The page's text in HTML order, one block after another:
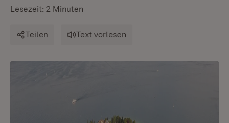
Lesezeit: 2 Minuten
Teilen Text vorlesen